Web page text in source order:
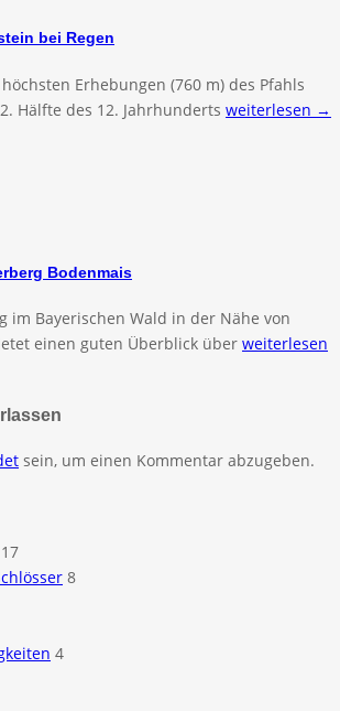
bei Regen
Erhebungen (760 m) des Pfahls
Hälfte des 12. Jahrhunderts weiterlesen →
Bodenmais
im Bayerischen Wald in der Nähe von
einen guten Überblick über weiterlesen
sein, um einen Kommentar abzugeben.
17
8
4